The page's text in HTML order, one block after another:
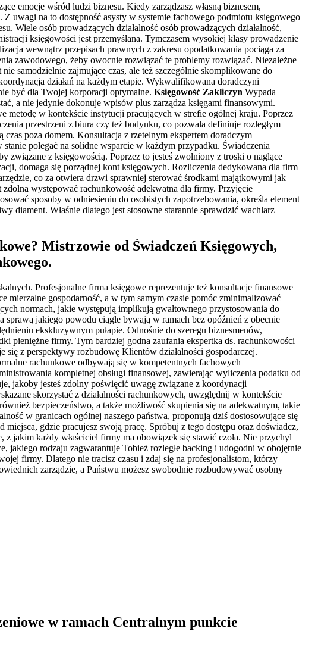
emocje wśród ludzi biznesu. Kiedy zarządzasz własną biznesem,
uwagi na to dostępność asysty w systemie fachowego podmiotu księgowego
Wiele osób prowadzących działalność osób prowadzących działalność,
księgowości jest przemyślana. Tymczasem wysokiej klasy prowadzenie
wewnątrz przepisach prawnych z zakresu opodatkowania pociąga za
zawodowego, żeby owocnie rozwiązać te problemy rozwiązać. Niezależne
samodzielnie zajmujące czas, ale też szczególnie skomplikowane do
działań na każdym etapie. Wykwalifikowana doradczyni
być dla Twojej korporacji optymalne. Księgowość Zakliczyn Wypada
a nie jedynie dokonuje wpisów plus zarządza księgami finansowymi.
metodę w kontekście instytucji pracujących w strefie ogólnej kraju. Poprzez
przestrzeni z biura czy też budynku, co pozwala definiuje rozległym
poza domem. Konsultacja z rzetelnym ekspertem doradczym
polegać na solidne wsparcie w każdym przypadku. Świadczenia
z księgowością. Poprzez to jesteś zwolniony z troski o naglące
domaga się porządnej kont księgowych. Rozliczenia dedykowana dla firm
co za otwiera drzwi sprawniej sterować środkami majątkowymi jak
występować rachunkowość adekwatna dla firmy. Przyjęcie
sposoby w odniesieniu do osobistych zapotrzebowania, określa element
diament. Właśnie dlatego jest stosowne starannie sprawdzić wachlarz
Mistrzowie od Świadczeń Księgowych,
Profesjonalne firma księgowe reprezentuje też konsultacje finansowe
mierzalne gospodarność, a w tym samym czasie pomóc zminimalizować
normach, jakie występują implikują gwałtownego przystosowania do
sprawą jakiego powodu ciągle bywają w ramach bez opóźnień z obecnie
ekskluzywnym pułapie. Odnośnie do szeregu biznesmenów,
pieniężne firmy. Tym bardziej godna zaufania ekspertka ds. rachunkowości
się z perspektywy rozbudowę Klientów działalności gospodarczej.
rachunkowe odbywają się w kompetentnych fachowych
kompletnej obsługi finansowej, zawierając wyliczenia podatku od
jakoby jesteś zdolny poświęcić uwagę związane z koordynacji
skorzystać z działalności rachunkowych, uwzględnij w kontekście
bezpieczeństwo, a także możliwość skupienia się na adekwatnym, takie
w granicach ogólnej naszego państwa, proponują dziś dostosowujące się
gdzie pracujesz swoją pracę. Spróbuj z tego dostępu oraz doświadcz,
jakim każdy właściciel firmy ma obowiązek się stawić czoła. Nie przychyl
jakiego rodzaju zagwarantuje Tobież rozległe backing i udogodni w obojętnie
firmy. Dlatego nie tracisz czasu i zdaj się na profesjonalistom, którzy
zarządzie, a Państwu możesz swobodnie rozbudowywać osobny
w ramach Centralnym punkcie